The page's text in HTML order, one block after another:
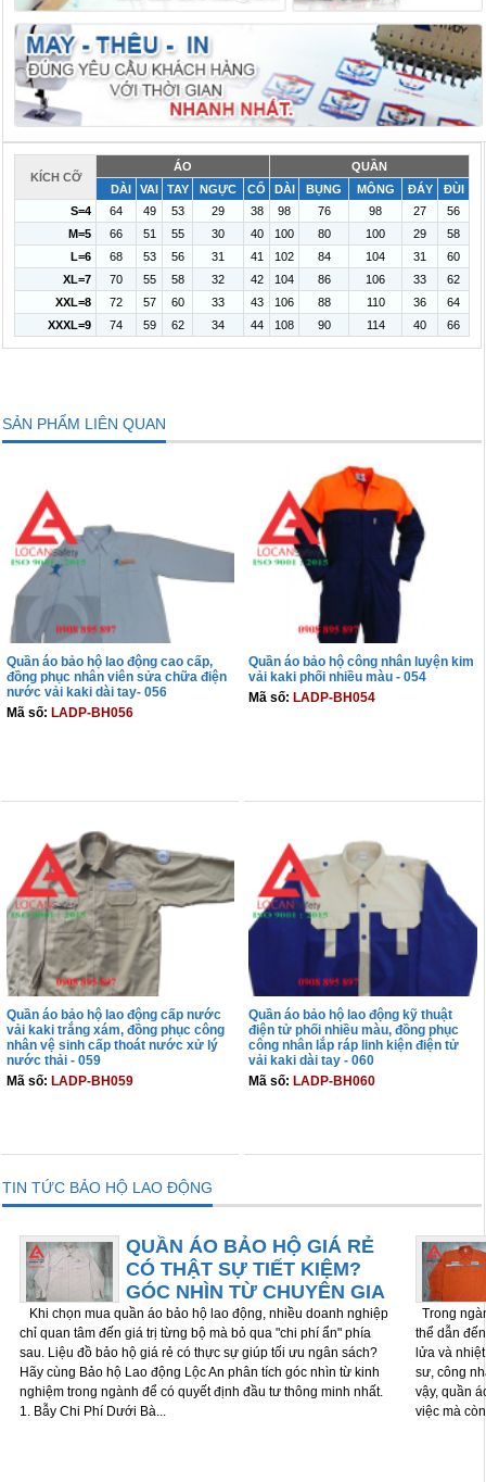
KÍCH CỠ
ÁO
QUẦN
DÀI
VAI TAY NGỰC CỔ DÀI BỤNG MÔNG ĐÁY
ĐÙI
S=4
64 49 53 29 38 98 76 98 27
56
M=5
66 51 55 30 40 100 80 100 29
58
L=6
68 53 56 31 41 102 84 104 31
60
XL=7
70 55 58 32 42 104 86 106 33
62
XXL=8
72 57 60 33 43 106 88 110 36
64
XXXL=9
74 59 62 34 44 108 90 114 40 66
SẢN PHẨM LIÊN QUAN
Quần áo bảo hộ lao động cao cấp,
đồng phục nhân viên sửa chữa điện
nước vải kaki dài tay- 056
Mã số: LADP-BH056
Quần áo bảo hộ công nhân luyện kim
vải kaki phối nhiều màu - 054
Mã số: LADP-BH054
Quần áo bảo hộ lao động cấp nước
vải kaki trắng xám, đồng phục công
nhân vệ sinh cấp thoát nước xử lý
nước thải - 059
Mã số: LADP-BH059
Quần áo bảo hộ lao động kỹ thuật
điện tử phối nhiều màu, đồng phục
công nhân lắp ráp linh kiện điện tử
vải kaki dài tay - 060
Mã số: LADP-BH060
TIN TỨC BẢO HỘ LAO ĐỘNG
QUẦN ÁO BẢO HỘ GIÁ RẺ
CÓ THẬT SỰ TIẾT KIỆM?
GÓC NHÌN TỪ CHUYÊN GIA
Khi chọn mua quần áo bảo hộ lao động, nhiều doanh nghiệp
chỉ quan tâm đến giá trị từng bộ mà bỏ qua "chi phí ẩn" phía
sau. Liệu đồ bảo hộ giá rẻ có thực sự giúp tối ưu ngân sách?
Hãy cùng Bảo hộ Lao động Lộc An phân tích góc nhìn từ kinh
nghiệm trong ngành để có quyết định đầu tư thông minh nhất.
1. Bẫy Chi Phí Dưới Bà...
Trong
thể dẫn
lửa và
sư, công
vậy, quần
việc mà